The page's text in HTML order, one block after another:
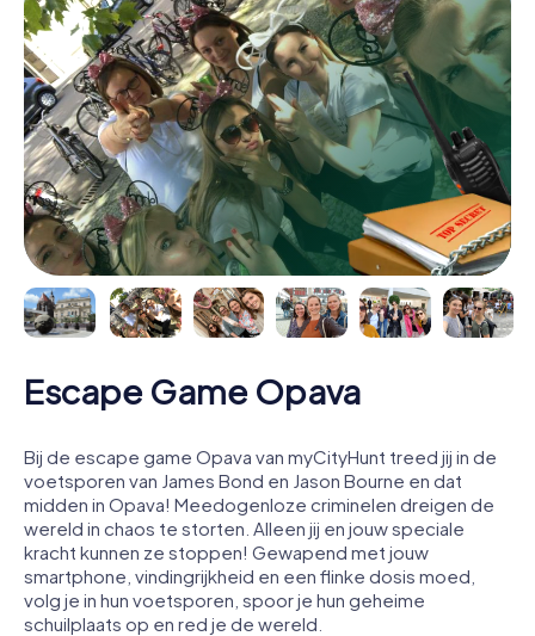
Escape Game Opava
Bij de escape game Opava van myCityHunt treed jij in de
voetsporen van James Bond en Jason Bourne en dat
midden in Opava! Meedogenloze criminelen dreigen de
wereld in chaos te storten. Alleen jij en jouw speciale
kracht kunnen ze stoppen! Gewapend met jouw
smartphone, vindingrijkheid en een flinke dosis moed,
volg je in hun voetsporen, spoor je hun geheime
schuilplaats op en red je de wereld.